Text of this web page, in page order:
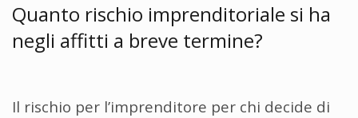
Quanto rischio imprenditoriale si ha
negli affitti a breve termine?
Il rischio per l’imprenditore per chi decide di